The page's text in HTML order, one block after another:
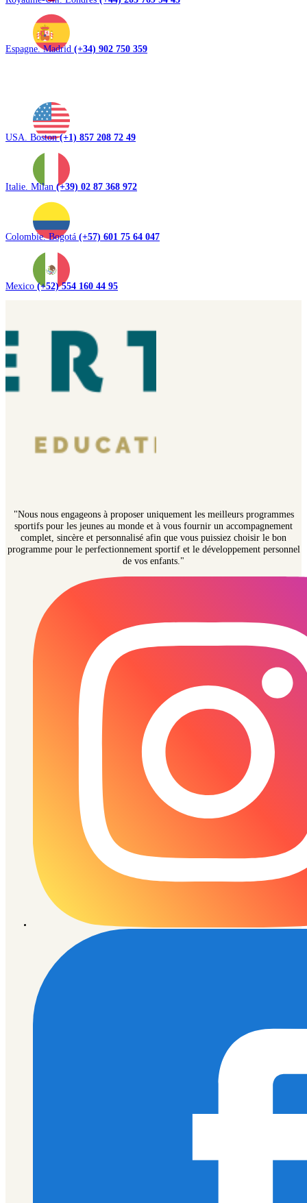
Espagne. Madrid (+34) 902 750 359
USA. Boston(+1) 857 208 72 49
Italie. Milan (+39) 02 87 368 972
Colombie. Bogotá (+57) 601 75 64 047
Mexico (+52) 554 160 44 95
"Nous nous engageons à proposer uniquement les meilleurs programmes
sportifs pour les jeunes au monde et à vous fournir un accompagnement
complet, sincère et personnalisé afin que vous puissiez choisir le bon
programme pour le perfectionnement sportif et le développement personnel
de vos enfants."